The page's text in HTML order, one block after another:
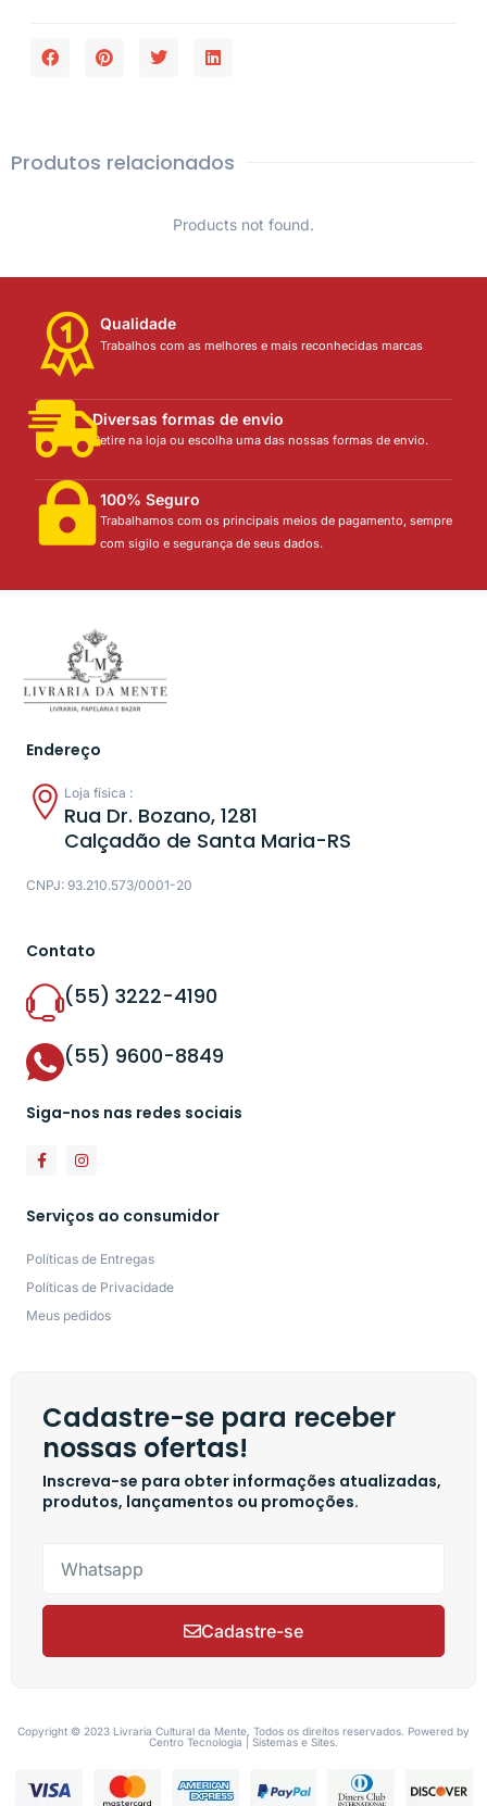
Produtos relacionados
Products not found.
Qualidade
Trabalhos com as melhores e mais reconhecidas marcas
Diversas formas de envio
Retire na loja ou escolha uma das nossas formas de envio.
100% Seguro
Trabalhamos com os principais meios de pagamento, sempre
com sigilo e segurança de seus dados.
Endereço
Loja física :
Rua Dr. Bozano, 1281
Calçadão de Santa Maria-RS
CNPJ: 93.210.573/0001-20
Contato
(55) 3222-4190
(55) 9600-8849
Siga-nos nas redes sociais
Serviços ao consumidor
Políticas de Entregas
Políticas de Privacidade
Meus pedidos
Cadastre-se para receber
nossas ofertas!
Inscreva-se para obter informações atualizadas,
produtos, lançamentos ou promoções.
Cadastre-se
Copyright © 2023 Livraria Cultural da Mente, Todos os direitos reservados. Powered by
Centro Tecnologia | Sistemas e Sites.